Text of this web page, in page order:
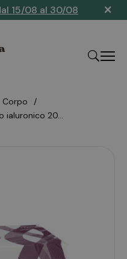
15/08 al 30/08 ×
corpo
ialuronico 20...